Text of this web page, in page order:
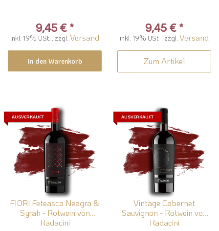
9,45 € *
inkl. 19% USt. , zzgl. Versand
In den Warenkorb
9,45 € *
inkl. 19% USt. , zzgl. Versand
Zum Artikel
AUSVERKAUFT
FIORI Feteasca Neagra &
Syrah - Rotwein von
Radacini
AUSVERKAUFT
Vintage Cabernet
Sauvignon - Rotwein von
Radacini